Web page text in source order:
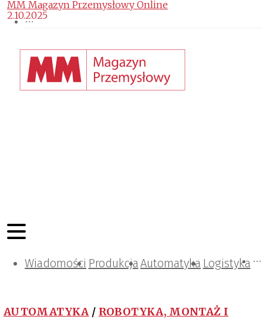
Wiadomości ProdukcjaAutomatyka Logistyka
Projektowanie i konstrukcje
Zarządzanie i IT
Tematy specjalne
AUTOMATYKA / ROBOTYKA, MONTAŻ I
MM Magazyn Przemysłowy Online
2.10.2025